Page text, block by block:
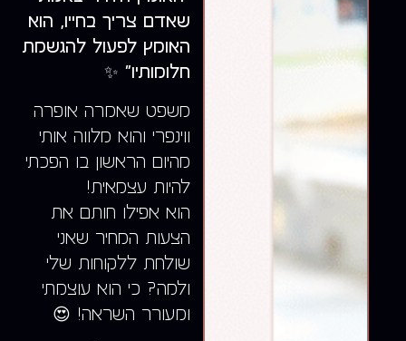
שאדם צריך בחייו, הוא
האומץ לפעול להגשמת
חלומותיו״ ✨
משפט שאמרה אופרה
ווינפרי והוא מלווה אותי
מהיום הראשון בו הפכתי
להיות עצמאית!
הוא אפילו חותם את
הצעות המחיר שאני
שולחת ללקוחות שלי
ולמה? כי הוא עוצמתי
ומעורר השראה! 😍